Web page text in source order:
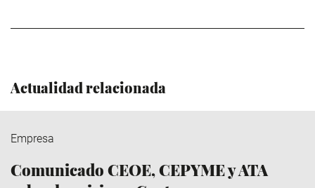
Actualidad relacionada
Empresa
Comunicado CEOE, CEPYME y ATA